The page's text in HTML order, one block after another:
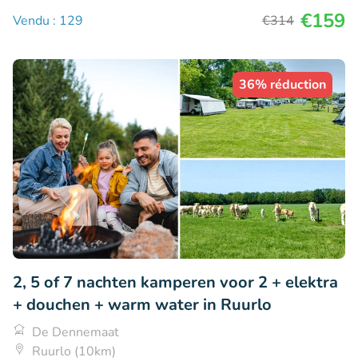
Vendu : 129
€314 €159
36% réduction
2, 5 of 7 nachten kamperen voor 2 + elektra
+ douchen + warm water in Ruurlo
De Dennemaat
Ruurlo (10km)